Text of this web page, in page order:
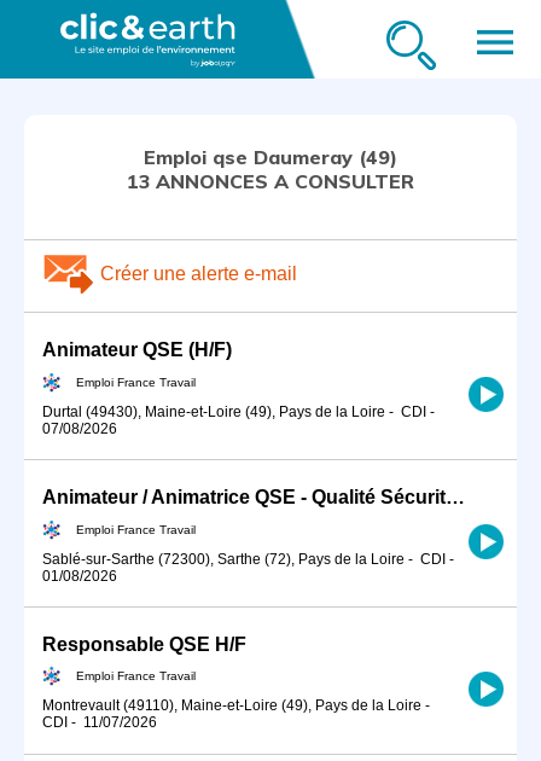
menu
Emploi qse Daumeray (49)
13 ANNONCES A CONSULTER
Créer une alerte e-mail
Animateur QSE (H/F)
Emploi France Travail
Durtal (49430), Maine-et-Loire (49), Pays de la Loire - CDI -
07/08/2026
Animateur / Animatrice QSE - Qualité Sécurité Environnement BTP (H/F)
Emploi France Travail
Sablé-sur-Sarthe (72300), Sarthe (72), Pays de la Loire - CDI -
01/08/2026
Responsable QSE H/F
Emploi France Travail
Montrevault (49110), Maine-et-Loire (49), Pays de la Loire -
CDI - 11/07/2026